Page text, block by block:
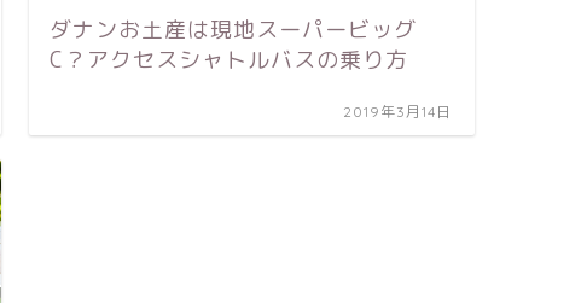
ダナンお土産は現地スーパービッグ
C？アクセスシャトルバスの乗り方
2019年3月14日